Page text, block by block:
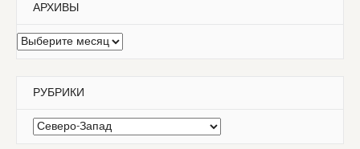
АРХИВЫ
Архивы
РУБРИКИ
Рубрики